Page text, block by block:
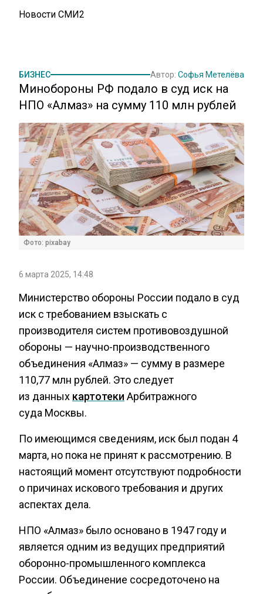
Новости СМИ2
БИЗНЕС Автор: Софья Метелёва
Минобороны РФ подало в суд иск на
НПО «Алмаз» на сумму 110 млн рублей
Фото: pixabay
6 марта 2025, 14:48
Министерство обороны России подало в суд
иск с требованием взыскать с
производителя систем противовоздушной
обороны — научно-производственного
объединения «Алмаз» — сумму в размере
110,77 млн рублей. Это следует
из данных картотеки Арбитражного
суда Москвы.
По имеющимся сведениям, иск был подан 4
марта, но пока не принят к рассмотрению. В
настоящий момент отсутствуют подробности
о причинах искового требования и других
аспектах дела.
НПО «Алмаз» было основано в 1947 году и
является одним из ведущих предприятий
оборонно-промышленного комплекса
России. Объединение сосредоточено на